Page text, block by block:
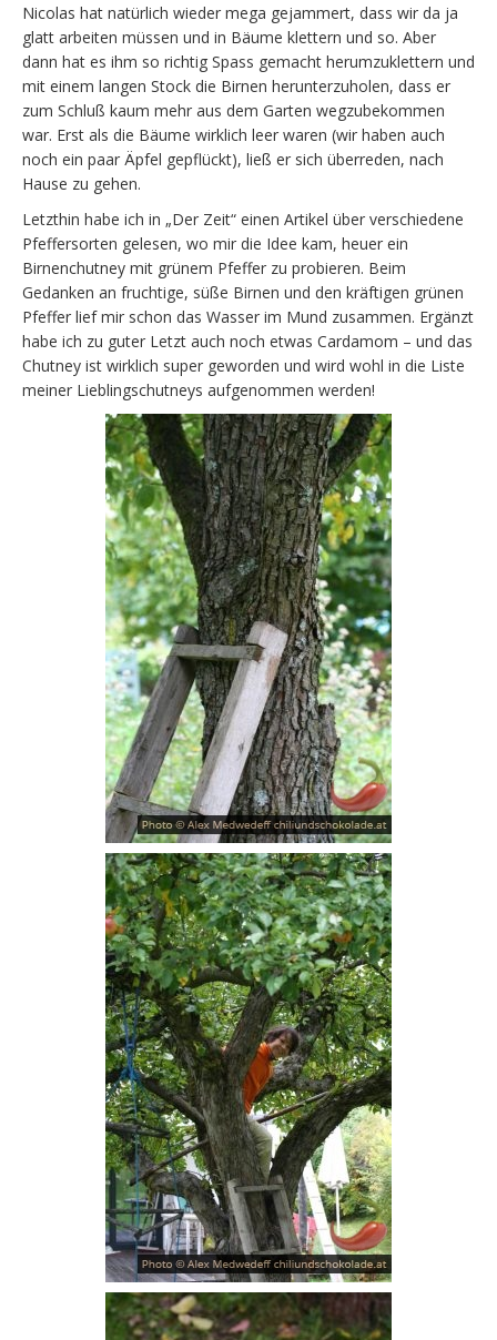
Nicolas hat natürlich wieder mega gejammert, dass wir da ja
glatt arbeiten müssen und in Bäume klettern und so. Aber
dann hat es ihm so richtig Spass gemacht herumzuklettern und
mit einem langen Stock die Birnen herunterzuholen, dass er
zum Schluß kaum mehr aus dem Garten wegzubekommen
war. Erst als die Bäume wirklich leer waren (wir haben auch
noch ein paar Äpfel gepflückt), ließ er sich überreden, nach
Hause zu gehen.
Letzthin habe ich in „Der Zeit“ einen Artikel über verschiedene
Pfeffersorten gelesen, wo mir die Idee kam, heuer ein
Birnenchutney mit grünem Pfeffer zu probieren. Beim
Gedanken an fruchtige, süße Birnen und den kräftigen grünen
Pfeffer lief mir schon das Wasser im Mund zusammen. Ergänzt
habe ich zu guter Letzt auch noch etwas Cardamom – und das
Chutney ist wirklich super geworden und wird wohl in die Liste
meiner Lieblingschutneys aufgenommen werden!